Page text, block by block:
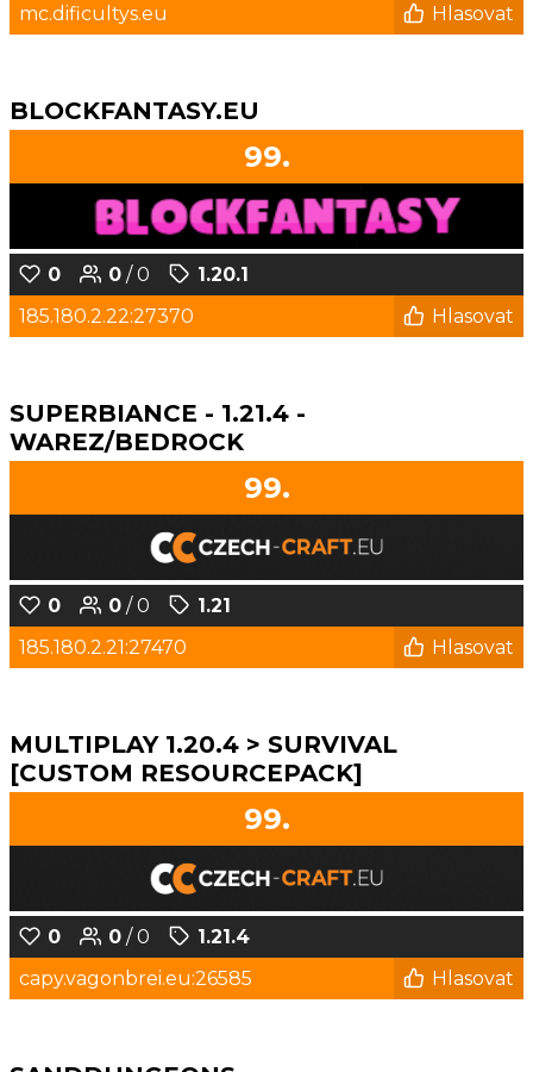
mc.dificultys.eu
Hlasovat
BLOCKFANTASY.EU
99.
0 0 / 0
1.20.1
185.180.2.22:27370
Hlasovat
SUPERBIANCE - 1.21.4 -
WAREZ/BEDROCK
99.
0 0 / 0
1.21
185.180.2.21:27470
Hlasovat
MULTIPLAY 1.20.4 > SURVIVAL
[CUSTOM RESOURCEPACK]
99.
0 0 / 0
1.21.4
capy.vagonbrei.eu:26585
Hlasovat